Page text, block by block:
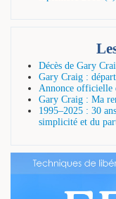
Décès de Gary
Gary Craig :
Annonce officielle
Gary Craig : Ma
1995–2025 : 30
simplicité et du